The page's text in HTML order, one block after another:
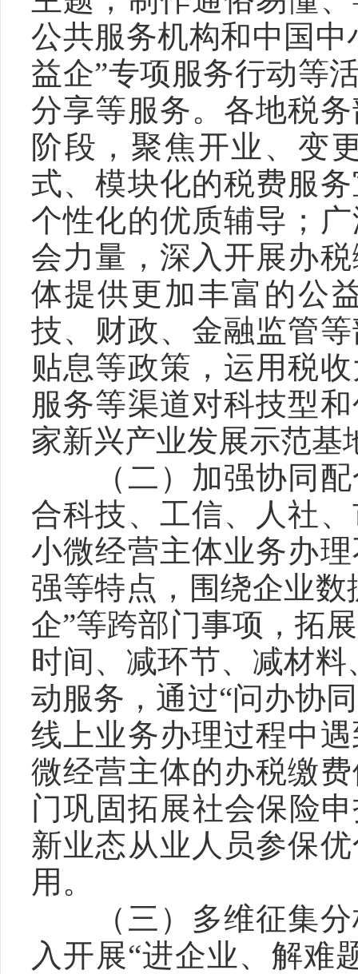
公共服务机构和中国
益企”专项服务行动等
分享等服务。各地税
阶段，聚焦开业、变
式、模块化的税费服
个性化的优质辅导；
会力量，深入开展办
体提供更加丰富的公
技、财政、金融监管
贴息等政策，运用税
服务等渠道对科技型
家新兴产业发展示范基
（二）加强协同配
合科技、工信、人社
小微经营主体业务办
强等特点，围绕企业
企”等跨部门事项，拓
时间、减环节、减材
动服务，通过“问办协
线上业务办理过程中
微经营主体的办税缴
门巩固拓展社会保险
新业态从业人员参保
用。
（三）多维征集分
入开展“进企业、解难